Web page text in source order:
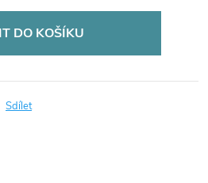
DO KOŠÍKU
Sdílet